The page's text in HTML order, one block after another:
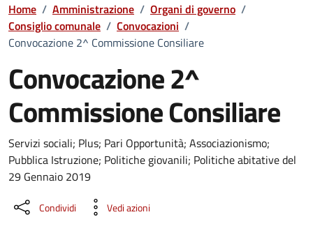
Home / Amministrazione / Organi di governo /
Consiglio comunale / Convocazioni /
Convocazione 2^ Commissione Consiliare
Convocazione 2^
Commissione Consiliare
???portal.DettaglioConvocazione???
Servizi sociali; Plus; Pari Opportunità; Associazionismo;
Pubblica Istruzione; Politiche giovanili; Politiche abitative del
29 Gennaio 2019
Condividi Vedi azioni